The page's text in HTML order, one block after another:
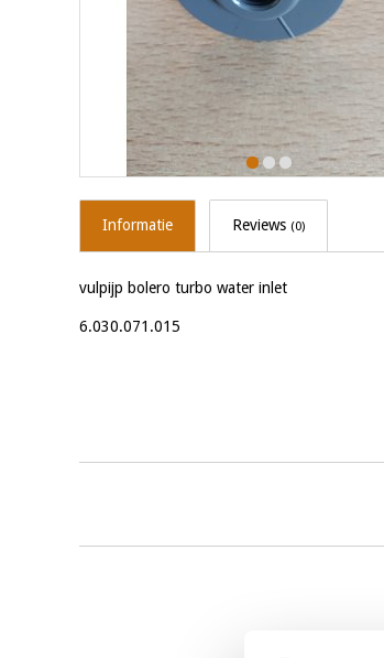
Informatie Reviews (0)
vulpijp bolero turbo water inlet
6.030.071.015